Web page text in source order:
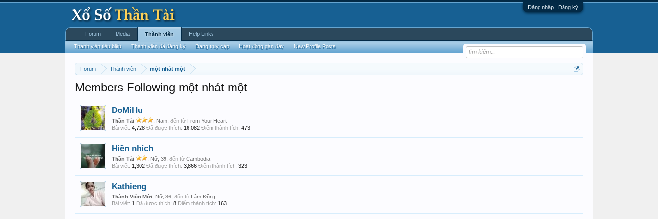
Đăng nhập | Đăng ký
Forum Thành viên một nhát một
Members Following một nhát một
DoMiHu
Thần Tài , Nam, đến từ From Your Heart
Bài viết: 4,728 Đã được thích: 16,082 Điểm thành tích: 473
Hiền nhích
Thần Tài , Nữ, 39, đến từ Cambodia
Bài viết: 1,302 Đã được thích: 3,866 Điểm thành tích: 323
Kathieng
Thành Viên Mới , Nữ, 36, đến từ Lâm Đồng
Bài viết: 1 Đã được thích: 8 Điểm thành tích: 163
Forum Media Thành viên
Thành viên tiêu biểu Thành viên đã đăng ký Đang truy cập Hoạt động gần đây New Profile Posts
Help Links